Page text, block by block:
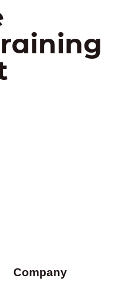
Company